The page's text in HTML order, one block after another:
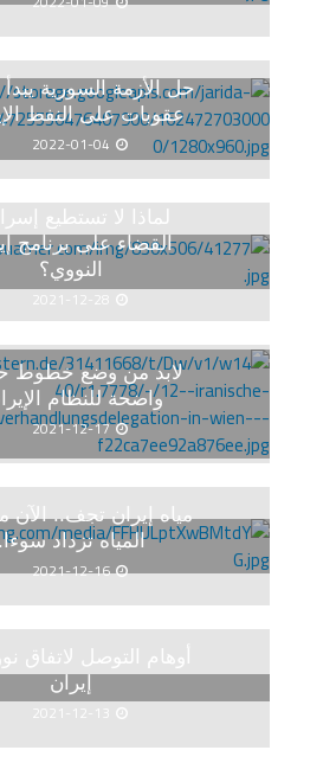
حل الأزمة السورية
عقوبات على النفط
2022-01-04
لماذا لا تستطيع
القضاء على برنامج
النووي؟
2021-12-28
لابد من وضع خطوط
واضحة للنظام
2021-12-17
مياه إيران تجف.. الآن
المياه تزداد
2021-12-16
أوهام التوصل لاتفاق
إيران
2021-12-13